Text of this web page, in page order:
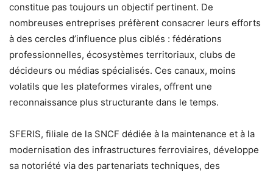
constitue pas toujours un objectif pertinent. De
nombreuses entreprises préfèrent consacrer leurs efforts
à des cercles d’influence plus ciblés : fédérations
professionnelles, écosystèmes territoriaux, clubs de
décideurs ou médias spécialisés. Ces canaux, moins
volatils que les plateformes virales, offrent une
reconnaissance plus structurante dans le temps.
SFERIS, filiale de la SNCF dédiée à la maintenance et à la
modernisation des infrastructures ferroviaires, développe
sa notoriété via des partenariats techniques, des